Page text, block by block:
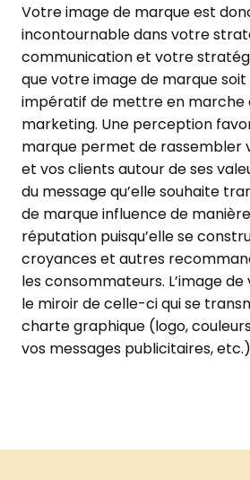
Votre image de marque est
incontournable dans votre
communication et votre
que votre image de marque
impératif de mettre en marche
marketing. Une perception
marque permet de rassembler
et vos clients autour de ses
du message qu’elle souhaite
de marque influence de
réputation puisqu’elle se
croyances et autres
les consommateurs. L’image
le miroir de celle-ci qui se
charte graphique (logo,
vos messages publicitaires,